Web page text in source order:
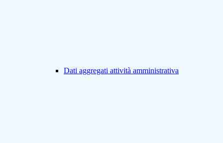
Dati aggregati attività amministrativa